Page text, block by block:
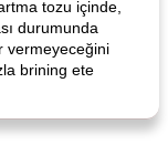
tozu içinde,
durumunda
vermeyeceğini
brining ete